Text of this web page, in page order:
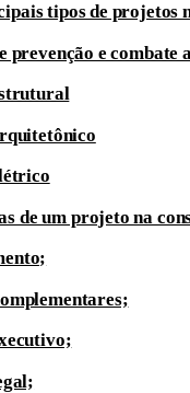
tipos de projetos
prevenção e combate
de um projeto na